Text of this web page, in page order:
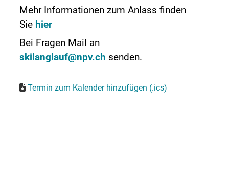
Mehr Informationen zum Anlass finden
Sie hier
Bei Fragen Mail an
skilanglauf@npv.ch senden.
Termin zum Kalender hinzufügen (.ics)